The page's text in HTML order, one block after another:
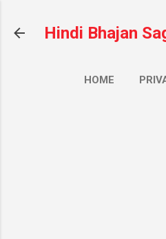
Hindi Bhajan
HOME